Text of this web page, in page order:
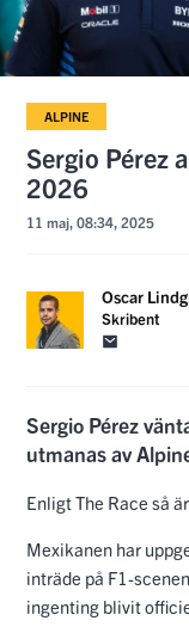
ALPINE
Sergio Pérez
2026
11 maj, 08:34, 2025
Oscar
Skribent
Sergio Pérez
utmanas av
Enligt The Race så är
Mexikanen har
inträde på F1-
ingenting blivit